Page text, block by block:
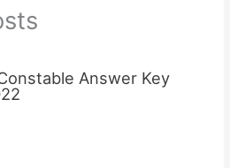
Answer Key